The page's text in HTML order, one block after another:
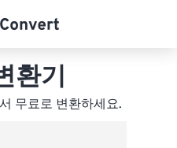
환기
무료로 변환하세요.